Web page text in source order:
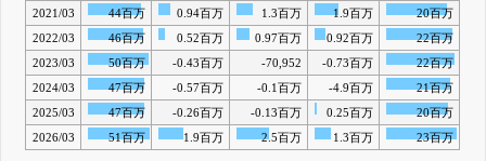
2021/03
44百万 0.94百万 1.3百万 1.9百万
20百万
2022/03
46百万 0.52百万 0.97百万 0.92百万
22百万
2023/03
50百万 -0.43百万 -70,952 -0.73百万
22百万
2024/03
47百万 -0.57百万 -0.1百万 -4.9百万
21百万
2025/03
47百万 -0.26百万 -0.13百万 0.25百万
20百万
2026/03
51百万 1.9百万 2.5百万 1.3百万 23百万